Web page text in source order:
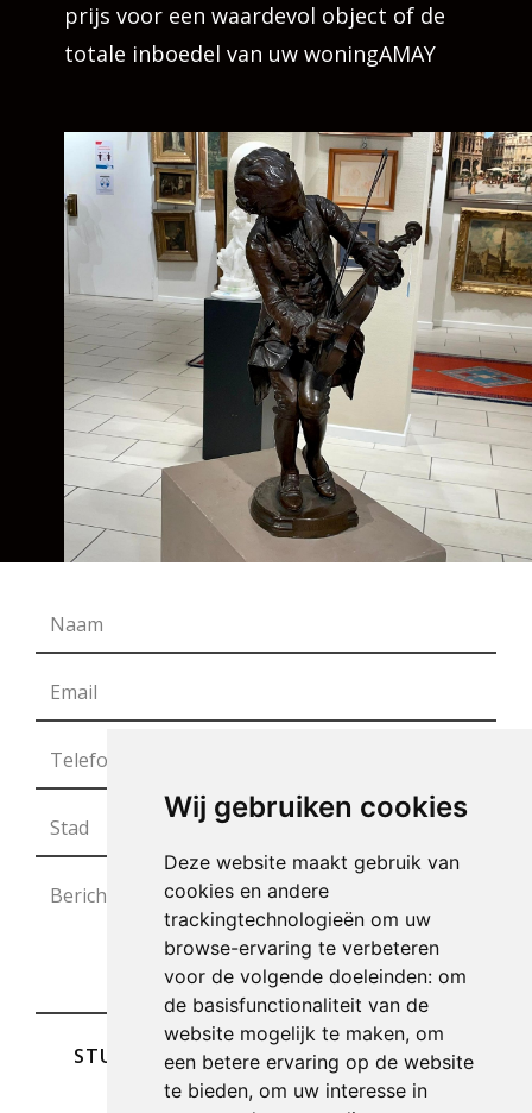
Wij gebruiken cookies
Deze website maakt gebruik van
cookies en andere
trackingtechnologieën om uw
browse-ervaring te verbeteren
voor de volgende doeleinden: om
de basisfunctionaliteit van de
website mogelijk te maken, om
een betere ervaring op de website
te bieden, om uw interesse in
prijs voor een waardevol object of de
totale inboedel van uw woningAMAY
STUREN